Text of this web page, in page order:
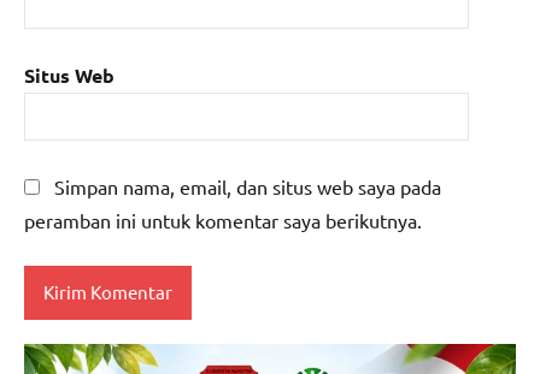
Situs Web
Simpan nama, email, dan situs web saya pada
peramban ini untuk komentar saya berikutnya.